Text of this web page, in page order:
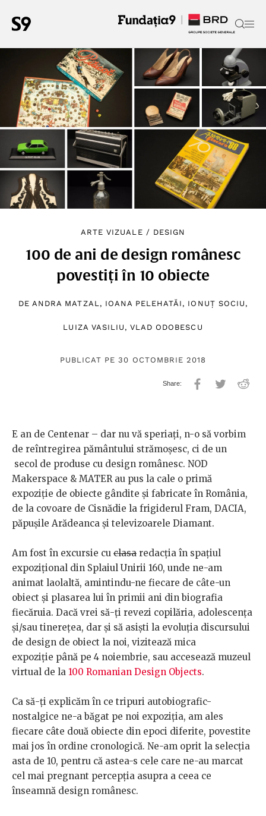
ARTE VIZUALE / DESIGN
100 de ani de design românesc
povestiți în 10 obiecte
DEANDRA MATZAL, IOANA PELEHATĂI , IONUȚ SOCIU ,
LUIZA VASILIU ,VLAD ODOBESCU
PUBLICAT PE 30 OCTOMBRIE 2018
E an de Centenar – dar nu vă speriați, n-o să vorbim
de reîntregirea pământului strămoșesc, ci de un
secol de produse cu design românesc. NOD
Makerspace & MATER au pus la cale o primă
expoziție de obiecte gândite și fabricate în România,
de la covoare de Cisnădie la frigiderul Fram, DACIA,
păpușile Arădeanca și televizoarele Diamant.
Am fost în excursie cu clasa redacția în spațiul
expozițional din Splaiul Unirii 160, unde ne-am
animat laolaltă, amintindu-ne fiecare de câte-un
obiect și plasarea lui în primii ani din biografia
fiecăruia. Dacă vrei să-ți revezi copilăria, adolescența
și/sau tinerețea, dar și să asiști la evoluția discursului
de design de obiect la noi, vizitează mica
expoziție până pe 4 noiembrie, sau accesează muzeul
virtual de la 100 Romanian Design Objects.
Ca să-ți explicăm în ce tripuri autobiografic-
nostalgice ne-a băgat pe noi expoziția, am ales
fiecare câte două obiecte din epoci diferite, povestite
mai jos în ordine cronologică. Ne-am oprit la selecția
asta de 10, pentru că astea-s cele care ne-au marcat
cel mai pregnant percepția asupra a ceea ce
înseamnă design românesc.